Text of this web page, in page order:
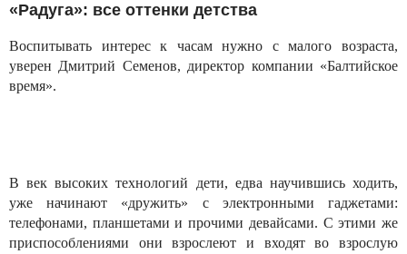
«Радуга»: все оттенки детства
Воспитывать интерес к часам нужно с малого возраста,
уверен Дмитрий Семенов, директор компании «Балтийское
время».
В век высоких технологий дети, едва научившись ходить,
уже начинают «дружить» с электронными гаджетами:
телефонами, планшетами и прочими девайсами. С этими же
приспособлениями они взрослеют и входят во взрослую